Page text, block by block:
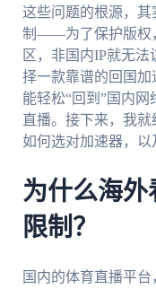
这些问题的根源，
制——为了保护版权
区，非国内IP就无
择一款靠谱的回国
能轻松“回到”国内
直播。接下来，我
如何选对加速器，以
为什么海
限制？
国内的体育直播平